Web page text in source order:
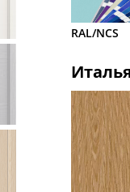
RAL/NCS